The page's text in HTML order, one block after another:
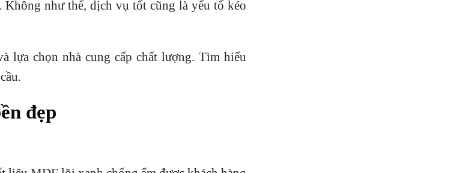
Không như thế, dịch vụ tốt cũng là yếu tố kéo
lựa chọn nhà cung cấp chất lượng. Tìm hiểu
đẹp